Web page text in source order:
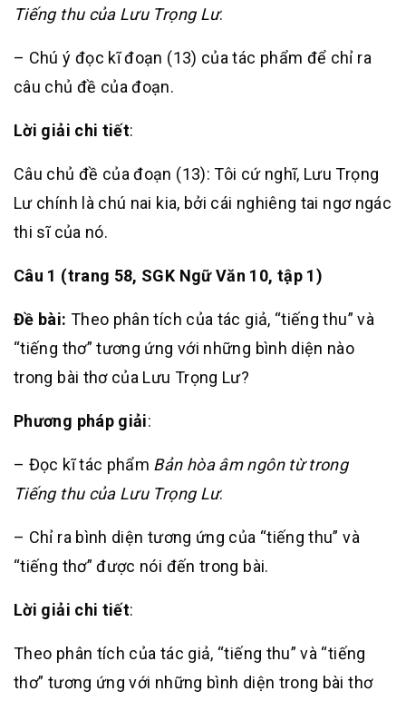
Tiếng thu của Lưu Trọng Lư.
– Chú ý đọc kĩ đoạn (13) của tác phẩm để chỉ ra
câu chủ đề của đoạn.
Lời giải chi tiết:
Câu chủ đề của đoạn (13): Tôi cứ nghĩ, Lưu Trọng
Lư chính là chú nai kia, bởi cái nghiêng tai ngơ ngác
thi sĩ của nó.
Câu 1 (trang 58, SGK Ngữ Văn 10, tập 1)
Đề bài: Theo phân tích của tác giả, “tiếng thu” và
“tiếng thơ” tương ứng với những bình diện nào
trong bài thơ của Lưu Trọng Lư?
Phương pháp giải:
– Đọc kĩ tác phẩm Bản hòa âm ngôn từ trong
Tiếng thu của Lưu Trọng Lư.
– Chỉ ra bình diện tương ứng của “tiếng thu” và
“tiếng thơ” được nói đến trong bài.
Lời giải chi tiết:
Theo phân tích của tác giả, “tiếng thu” và “tiếng
thơ” tương ứng với những bình diện trong bài thơ